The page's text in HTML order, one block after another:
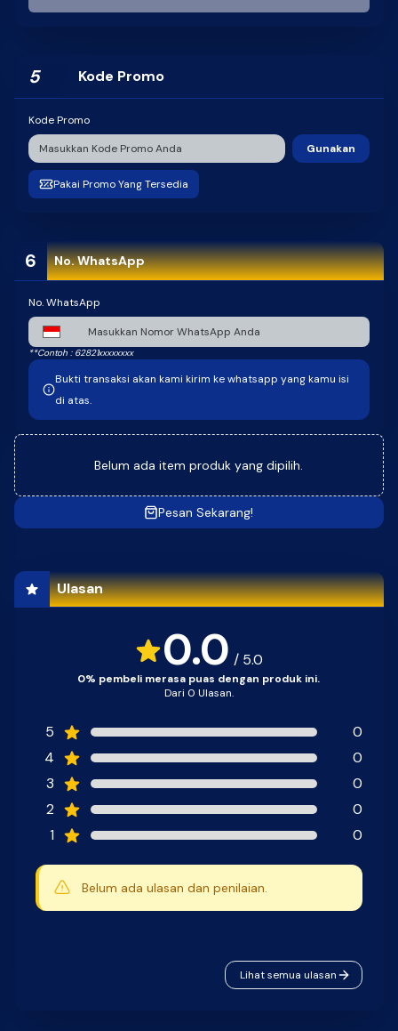
STATUS : Activated
BANK BSI
STATUS : Activated STATUS : Activated
ALFAMART
5 Kode Promo
Kode Promo
Gunakan
Pakai Promo Yang Tersedia
6 No. WhatsApp
No. WhatsApp
**Contoh : 62821xxxxxxxx
Bukti transaksi akan kami kirim ke whatsapp yang kamu isi
di atas.
Belum ada item produk yang dipilih.
Pesan Sekarang!
Ulasan
0.0 / 5.0
0% pembeli merasa puas dengan produk ini.
Dari 0 Ulasan.
5
0
4
0
3
0
2
0
1
0
Belum ada ulasan dan penilaian.
Lihat semua ulasan